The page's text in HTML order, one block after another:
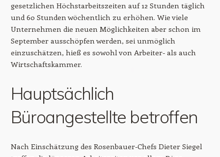
gesetzlichen Höchstarbeitszeiten auf 12 Stunden täglich
und 60 Stunden wöchentlich zu erhöhen. Wie viele
Unternehmen die neuen Möglichkeiten aber schon im
September ausschöpfen werden, sei unmöglich
einzuschätzen, hieß es sowohl von Arbeiter- als auch
Wirtschaftskammer.
Hauptsächlich
Büroangestellte betroffen
Nach Einschätzung des Rosenbauer-Chefs Dieter Siegel